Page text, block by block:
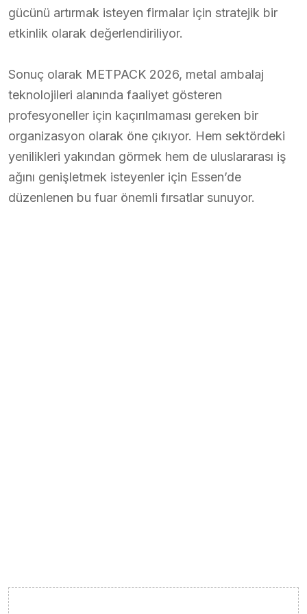
gücünü artırmak isteyen firmalar için stratejik bir
etkinlik olarak değerlendiriliyor.
Sonuç olarak METPACK 2026, metal ambalaj
teknolojileri alanında faaliyet gösteren
profesyoneller için kaçırılmaması gereken bir
organizasyon olarak öne çıkıyor. Hem sektördeki
yenilikleri yakından görmek hem de uluslararası iş
ağını genişletmek isteyenler için Essen’de
düzenlenen bu fuar önemli fırsatlar sunuyor.